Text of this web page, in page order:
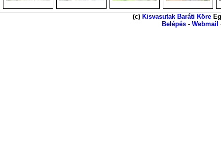
(c) Kisvasutak Baráti Köre
Belépés - Webmail